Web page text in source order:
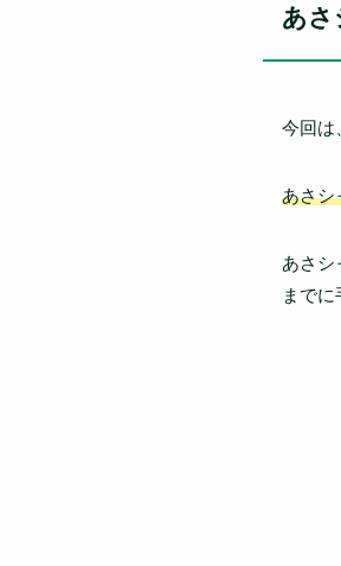
あさ
今回は
あさシ
あさシ
までに